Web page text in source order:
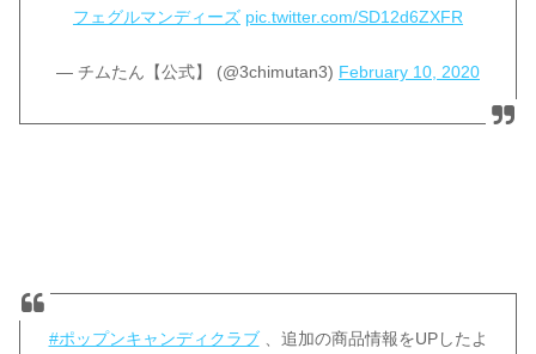
フェグルマンディーズ pic.twitter.com/SD12d6ZXFR
— チムたん【公式】 (@3chimutan3) February 10, 2020
#ポップンキャンディクラブ、追加の商品情報をUPしたよ